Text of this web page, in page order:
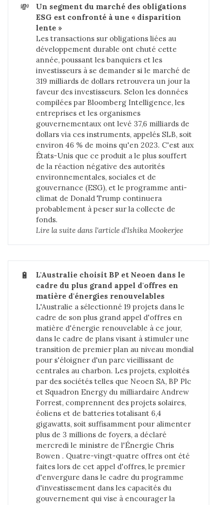
💸
Un segment du marché des obligations
ESG est confronté à une « disparition
lente »
Les transactions sur obligations liées au
développement durable ont chuté cette
année, poussant les banquiers et les
investisseurs à se demander si le marché de
319 milliards de dollars retrouvera un jour la
faveur des investisseurs. Selon les données
compilées par Bloomberg Intelligence, les
entreprises et les organismes
gouvernementaux ont levé 37,6 milliards de
dollars via ces instruments, appelés SLB, soit
environ 46 % de moins qu'en 2023. C'est aux
États-Unis que ce produit a le plus souffert
de la réaction négative des autorités
environnementales, sociales et de
gouvernance (ESG), et le programme anti-
climat de Donald Trump continuera
probablement à peser sur la collecte de
fonds.
Lire la suite dans l'article d'Ishika Mookerjee
🔋
L'Australie choisit BP et Neoen dans le
cadre du plus grand appel d'offres en
matière d'énergies renouvelables
L'Australie a sélectionné 19 projets dans le
cadre de son plus grand appel d'offres en
matière d'énergie renouvelable à ce jour,
dans le cadre de plans visant à stimuler une
transition de premier plan au niveau mondial
pour s'éloigner d'un parc vieillissant de
centrales au charbon. Les projets, exploités
par des sociétés telles que Neoen SA, BP Plc
et Squadron Energy du milliardaire Andrew
Forrest, comprennent des projets solaires,
éoliens et de batteries totalisant 6,4
gigawatts, soit suffisamment pour alimenter
plus de 3 millions de foyers, a déclaré
mercredi le ministre de l'Énergie Chris
Bowen . Quatre-vingt-quatre offres ont été
faites lors de cet appel d'offres, le premier
d'envergure dans le cadre du programme
d'investissement dans les capacités du
gouvernement qui vise à encourager la